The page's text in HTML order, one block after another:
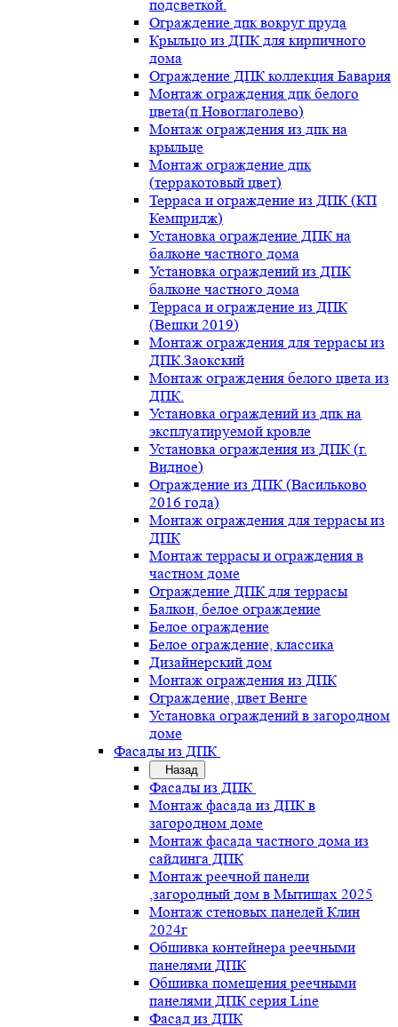
подсветкой.
Ограждение дпк вокруг пруда
Крыльцо из ДПК для кирпичного
дома
Ограждение ДПК коллекция Бавария
Монтаж ограждения дпк белого
цвета(п.Новоглаголево)
Монтаж ограждения из дпк на
крыльце
Монтаж ограждение дпк
(терракотовый цвет)
Терраса и ограждение из ДПК (КП
Кемпридж)
Установка ограждение ДПК на
балконе частного дома
Установка ограждений из ДПК
балконе частного дома
Терраса и ограждение из ДПК
(Вешки 2019)
Монтаж ограждения для террасы из
ДПК.Заокский
Монтаж ограждения белого цвета из
ДПК.
Установка ограждений из дпк на
эксплуатируемой кровле
Установка ограждения из ДПК (г.
Видное)
Ограждение из ДПК (Васильково
2016 года)
Монтаж ограждения для террасы из
ДПК
Монтаж террасы и ограждения в
частном доме
Ограждение ДПК для террасы
Балкон, белое ограждение
Белое ограждение
Белое ограждение, классика
Дизайнерский дом
Монтаж ограждения из ДПК
Ограждение, цвет Венге
Установка ограждений в загородном
доме
Фасады из ДПК
Назад
Фасады из ДПК
Монтаж фасада из ДПК в
загородном доме
Монтаж фасада частного дома из
сайдинга ДПК
Монтаж реечной панели
,загородный дом в Мытищах 2025
Монтаж стеновых панелей Клин
2024г
Обшивка контейнера реечными
панелями ДПК
Обшивка помещения реечными
панелями ДПК серия Line
Фасад из ДПК